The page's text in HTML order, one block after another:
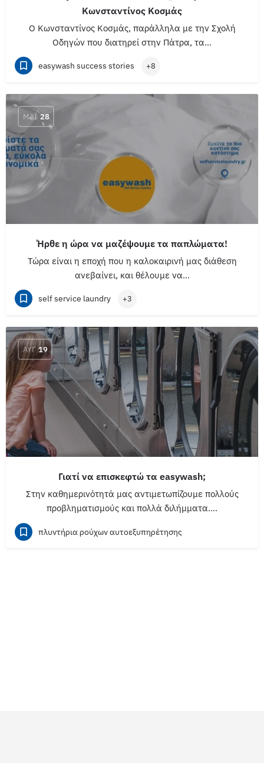
Κωνσταντίνος Κοσμάς
O Κωνσταντίνος Κοσμάς, παράλληλα με την Σχολή
Οδηγών που διατηρεί στην Πάτρα, τα…
easywash success stories +8
ΜΆΙ 28
Ήρθε η ώρα να μαζέψουμε τα παπλώματα!
Τώρα είναι η εποχή που η καλοκαιρινή μας διάθεση
ανεβαίνει, και θέλουμε να…
self service laundry +3
ΑΥΓ 19
Γιατί να επισκεφτώ τα easywash;
Στην καθημερινότητά μας αντιμετωπίζουμε πολλούς
προβληματισμούς και πολλά διλήμματα.…
πλυντήρια ρούχων αυτοεξυπηρέτησης